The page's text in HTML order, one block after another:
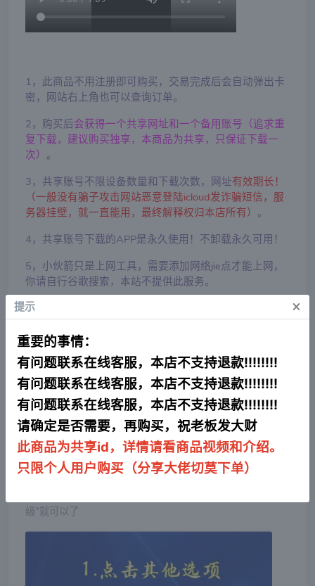
1，此商品不用注册即可购买，交易完成后会自动弹出卡
密，网站右上角也可以查询订单。
2，购买后会获得一个共享网址和一个备用账号（追求重
复下载，建议购买独享，本商品为共享，只保证下载一
次） 。
3，共享账号不限设备数量和下载次数，网址有效期长！
（一般没有骗子攻击网站恶意登陆icloud发诈骗短信，服
务器挂壁，就一直能用，最终解释权归本店所有） 。
4，共享账号下载的APP是永久使用！不卸载永久可用！
5，小伙箭只是上网工具，需要添加网络jie点才能上网，
你请自行谷歌搜索，本站不提供此服务。
假如没有看到卡密，右上角查询订单，输入邮箱即可看到卡
密
卡密发的是小火箭合集网址+小火箭共享账号账号密码一个
（备用）
保证你能使用。有任何疑问，右下角对话窗口，联系客服。
⚠️不要去个人设置里面登录，只能在AppStore里面登录
假如登录设置里被锁机概不负责
第一步，点击桌面AppStore应用商店，右上角头像进入个人
级”就可以了
提示 ×
重要的事情：
有问题联系在线客服，本店不支持退款!!!!!!!!
有问题联系在线客服，本店不支持退款!!!!!!!!
有问题联系在线客服，本店不支持退款!!!!!!!!
请确定是否需要，再购买，祝老板发大财
此商品为共享id，详情请看商品视频和介绍。
只限个人用户购买（分享大佬切莫下单）